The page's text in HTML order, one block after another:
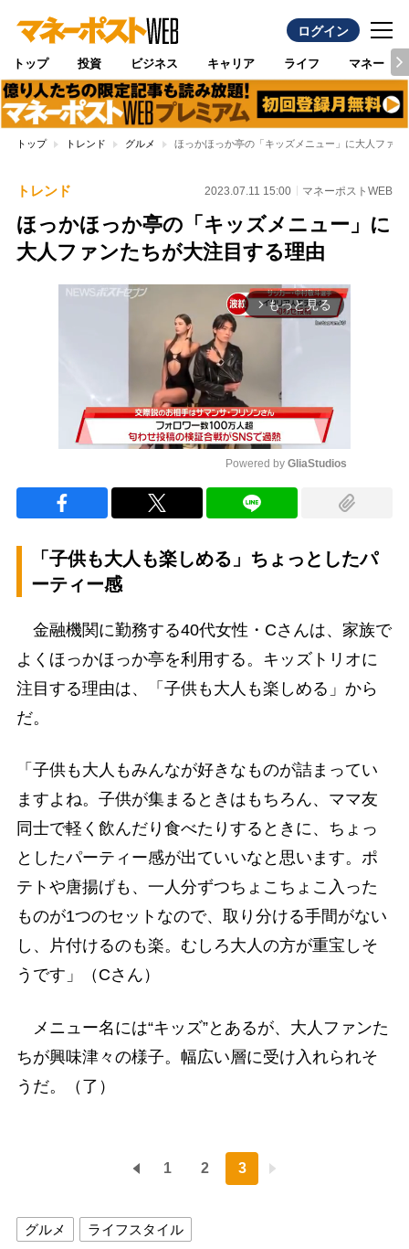
ログイン
トップ 投資 ビジネス キャリア ライフ マネー
トップ トレンド グルメ ほっかほっか亭の「キッズメニュー」に大人ファ
トレンド 2023.07.11 15:00 マネーポストWEB
ほっかほっか亭の「キッズメニュー」に
大人ファンたちが大注目する理由
arrow_forward_ios もっと見る
Powered by GliaStudios
「子供も大人も楽しめる」ちょっとしたパ
ーティー感
金融機関に勤務する40代女性・Cさんは、家族で
よくほっかほっか亭を利用する。キッズトリオに
注目する理由は、「子供も大人も楽しめる」から
だ。
「子供も大人もみんなが好きなものが詰まってい
ますよね。子供が集まるときはもちろん、ママ友
同士で軽く飲んだり食べたりするときに、ちょっ
としたパーティー感が出ていいなと思います。ポ
テトや唐揚げも、一人分ずつちょこちょこ入った
ものが1つのセットなので、取り分ける手間がない
し、片付けるのも楽。むしろ大人の方が重宝しそ
うです」（Cさん）
メニュー名には“キッズ”とあるが、大人ファンた
ちが興味津々の様子。幅広い層に受け入れられそ
うだ。（了）
1 2 3
グルメ ライフスタイル